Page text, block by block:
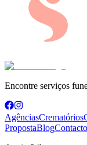
Encontre serviços
AgênciasCrematórios
PropostaBlog